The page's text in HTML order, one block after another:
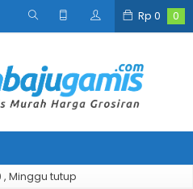
Rp 0 0
, Minggu tutup